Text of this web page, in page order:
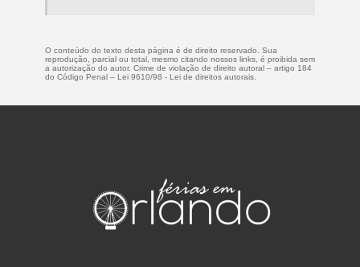
O conteúdo do texto desta página é de direito reservado. Sua
reprodução, parcial ou total, mesmo citando nossos links, é proibida sem
a autorização do autor. Crime de violação de direito autoral – artigo 184
do Código Penal – Lei 9610/98 - Lei de direitos autorais